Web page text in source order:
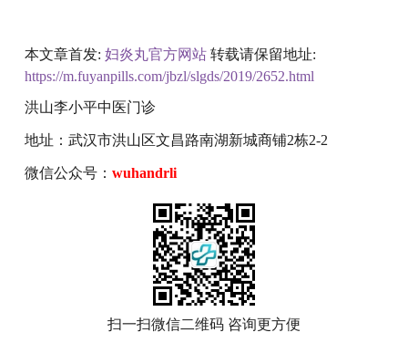
本文章首发: 妇炎丸官方网站 转载请保留地址:
https://m.fuyanpills.com/jbzl/slgds/2019/2652.html
洪山李小平中医门诊
地址：武汉市洪山区文昌路南湖新城商铺2栋2-2
微信公众号： wuhandrli
扫一扫微信二维码 咨询更方便